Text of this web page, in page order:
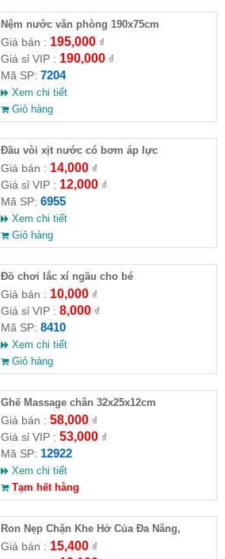
Nệm nước văn phòng 190x75cm
Giá bán : 195,000₫
Giá sỉ VIP : 190,000₫
Mã SP: 7204
Xem chi tiết
Giỏ hàng
Đầu vòi xịt nước có bơm áp lực
Giá bán : 14,000₫
Giá sỉ VIP : 12,000₫
Mã SP: 6955
Xem chi tiết
Giỏ hàng
Đồ chơi lắc xí ngầu cho bé
Giá bán : 10,000₫
Giá sỉ VIP : 8,000₫
Mã SP: 8410
Xem chi tiết
Giỏ hàng
Ghế Massage chân 32x25x12cm
Giá bán : 58,000₫
Giá sỉ VIP : 53,000₫
Mã SP: 12922
Xem chi tiết
Tạm hết hàng
Ron Nẹp Chặn Khe Hở Của Đa Năng,
Chống Côn Trùng( HĐ )
Giá bán : 15,400₫